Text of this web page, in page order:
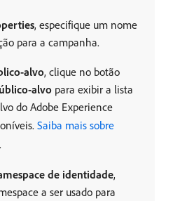
, especifique um nome
para a campanha.
alvo, clique no botão
alvo para exibir a lista
do Adobe Experience
Saiba mais sobre
.
de identidade,
a ser usado para